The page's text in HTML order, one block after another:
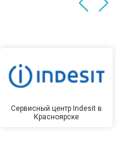
Сервисный центр Indesit в
Красноярске